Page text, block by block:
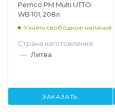
Pemco PM Multi UTTO
WB 101, 208л
Узнать свободное наличие
Страна изготовления
— Литва
ЗАКАЗАТЬ